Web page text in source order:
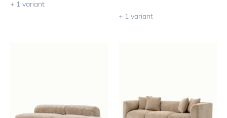
+ 1 variant
+ 1 variant